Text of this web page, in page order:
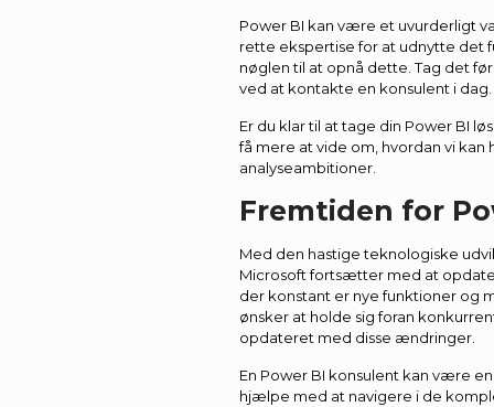
Power BI kan være et uvurderligt
rette ekspertise for at udnytte det
nøglen til at opnå dette. Tag det
ved at kontakte en konsulent i dag.
Er du klar til at tage din Power BI
få mere at vide om, hvordan vi
analyseambitioner.
Fremtiden for
Med den hastige teknologiske
Microsoft fortsætter med at
der konstant er nye funktioner og
ønsker at holde sig foran
opdateret med disse ændringer.
En Power BI konsulent kan være
hjælpe med at navigere i de